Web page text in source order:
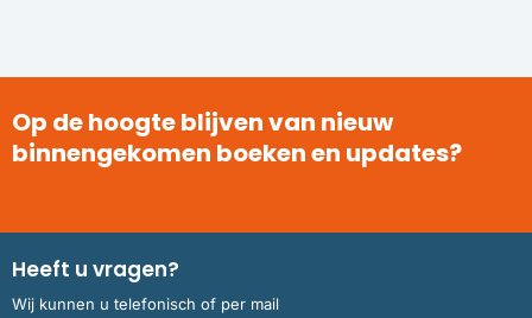
Op de hoogte blijven van nieuw
binnengekomen boeken en updates?
Heeft u vragen?
Wij kunnen u telefonisch of per mail